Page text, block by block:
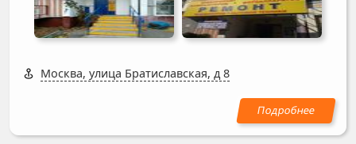
Москва, улица Братиславская, д 8